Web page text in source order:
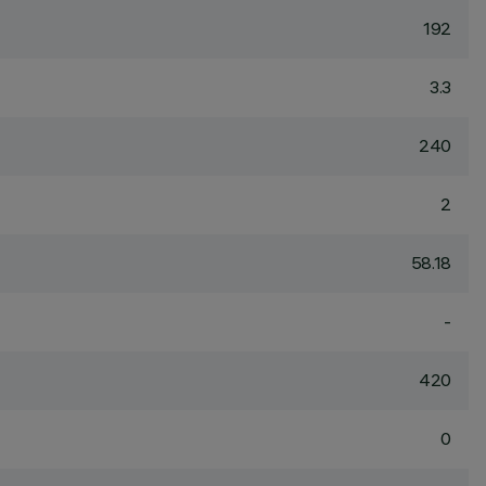
192
3.3
240
2
58.18
-
420
0